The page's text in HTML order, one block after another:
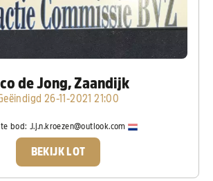
de Jong, Zaandijk
26-11-2021 21:00
bod: J.j.n.kroezen@outlook.com
BEKIJK LOT